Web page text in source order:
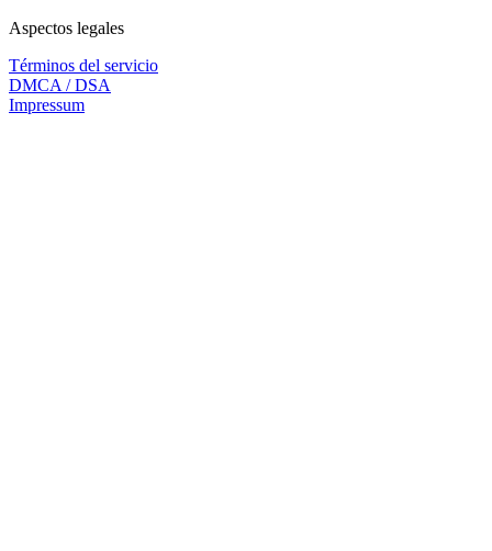
Aspectos legales
Términos del servicio
DMCA / DSA
Impressum